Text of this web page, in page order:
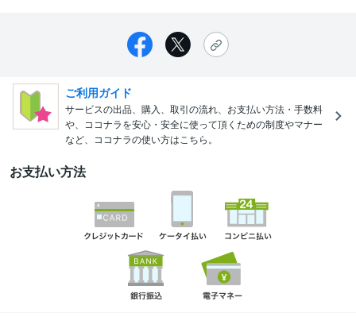
ご利用ガイド
サービスの出品、購入、取引の流れ、お支払い方法・手数料
や、ココナラを安心・安全に使って頂くための制度やマナー
など、ココナラの使い方はこちら。
お支払い方法